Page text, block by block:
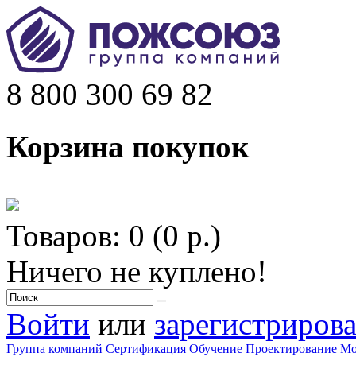
8 800 300 69 82
Корзина покупок
Товаров: 0 (0 р.)
Ничего не куплено!
Войти или
Группа компаний Сертификация Обучение Проектирование